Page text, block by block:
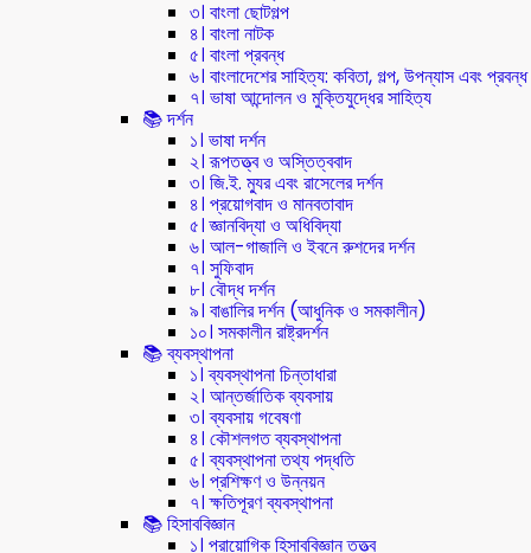
৩। বাংলা ছোটগল্প
৪। বাংলা নাটক
৫। বাংলা প্রবন্ধ
৬। বাংলাদেশের সাহিত্য: কবিতা, গল্প, উপন্যাস এবং প্রবন্ধ
৭। ভাষা আন্দোলন ও মুক্তিযুদ্ধের সাহিত্য
📚 দর্শন
১। ভাষা দর্শন
২। রূপতত্ত্ব ও অস্তিত্ববাদ
৩। জি.ই. ম্যুর এবং রাসেলের দর্শন
৪। প্রয়োগবাদ ও মানবতাবাদ
৫। জ্ঞানবিদ্যা ও অধিবিদ্যা
৬। আল-গাজালি ও ইবনে রুশদের দর্শন
৭। সুফিবাদ
৮। বৌদ্ধ দর্শন
৯। বাঙালির দর্শন (আধুনিক ও সমকালীন)
১০। সমকালীন রাষ্ট্রদর্শন
📚 ব্যবস্থাপনা
১। ব্যবস্থাপনা চিন্তাধারা
২। আন্তর্জাতিক ব্যবসায়
৩। ব্যবসায় গবেষণা
৪। কৌশলগত ব্যবস্থাপনা
৫। ব্যবস্থাপনা তথ্য পদ্ধতি
৬। প্রশিক্ষণ ও উন্নয়ন
৭। ক্ষতিপূরণ ব্যবস্থাপনা
📚 হিসাববিজ্ঞান
১। প্রায়োগিক হিসাববিজ্ঞান তত্ত্ব